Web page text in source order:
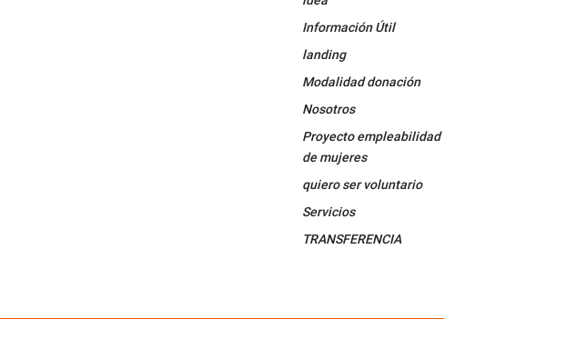
Información Útil
landing
Modalidad donación
Nosotros
Proyecto empleabilidad
de mujeres
quiero ser voluntario
Servicios
TRANSFERENCIA